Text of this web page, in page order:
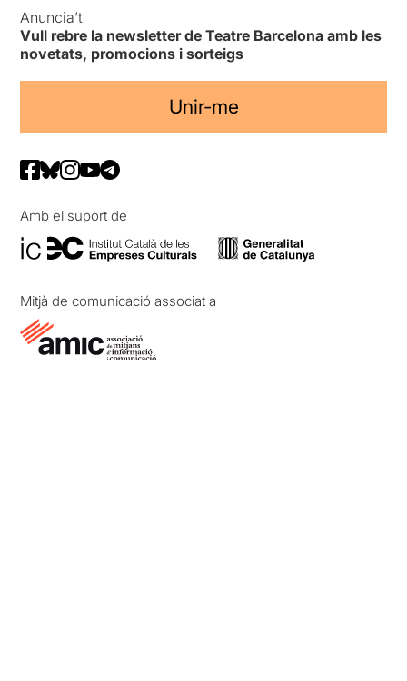
Anuncia’t
Vull rebre la newsletter de Teatre Barcelona amb les
novetats, promocions i sorteigs
Unir-me
Amb el suport de
Mitjà de comunicació associat a